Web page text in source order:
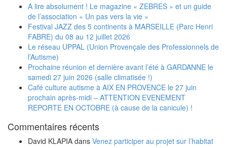
A lire absolument ! Le magazine « ZEBRES » et un guide
de l’association « Un pas vers la vie »
Festival JAZZ des 5 continents à MARSEILLE (Parc Henri
FABRE) du 08 au 12 juillet 2026
Le réseau UPPAL (Union Provençale des Professionnels de
l’Autisme)
Prochaine réunion et dernière avant l’été à GARDANNE le
samedi 27 juin 2026 (salle climatisée !)
Café culture autisme à AIX EN PROVENCE le 27 juin
prochain après-midi – ATTENTION EVENEMENT
REPORTE EN OCTOBRE (à cause de la canicule) !
Commentaires récents
David KLAPIA dans Venez participer au projet sur l’habitat